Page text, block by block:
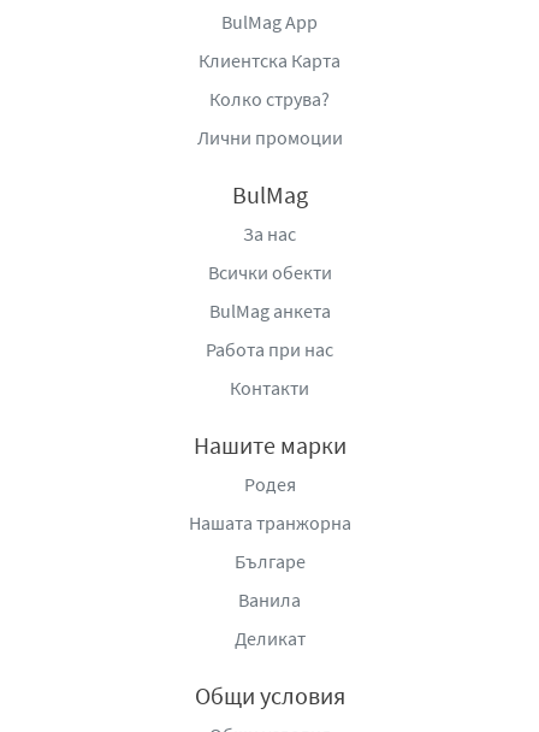
BulMag App
Клиентска Карта
Колко струва?
Лични промоции
BulMag
За нас
Всички обекти
BulMag анкета
Работа при нас
Контакти
Нашите марки
Родея
Нашата транжорна
Българе
Ванила
Деликат
Общи условия